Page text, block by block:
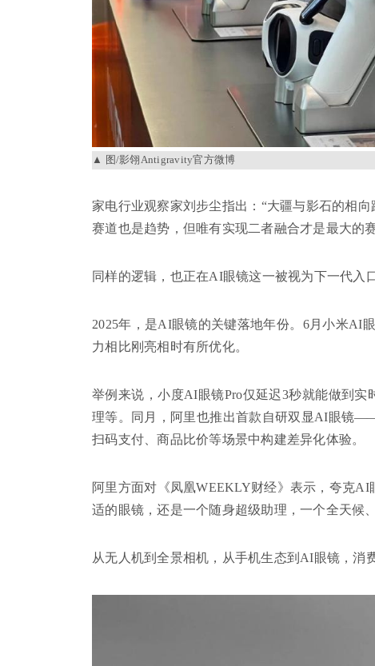
图/影翎Antigravity官方微博
家电行业观察家刘步尘指出：“大疆与影石的相
赛道也是趋势，但唯有实现二者融合才是最大的
同样的逻辑，也正在AI眼镜这一被视为下一代入
2025年，是AI眼镜的关键落地年份。6月小米AI
力相比刚亮相时有所优化。
举例来说，小度AI眼镜Pro仅延迟3秒就能做到
理等。同月，阿里也推出首款自研双显AI眼镜
扫码支付、商品比价等场景中构建差异化体验。
阿里方面对《凤凰WEEKLY财经》表示，夸克
适的眼镜，还是一个随身超级助理，一个全天候
从无人机到全景相机，从手机生态到AI眼镜，消